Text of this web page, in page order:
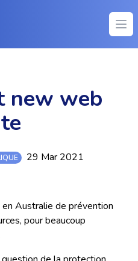
new web
29 Mar 2021
Australie de prévention
pour beaucoup